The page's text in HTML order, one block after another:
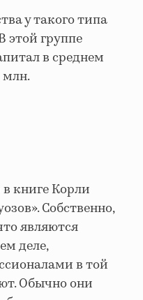
у такого типа
этой группе
в среднем
млн.
книге Корли
Собственно,
являются
деле,
в той
Обычно они